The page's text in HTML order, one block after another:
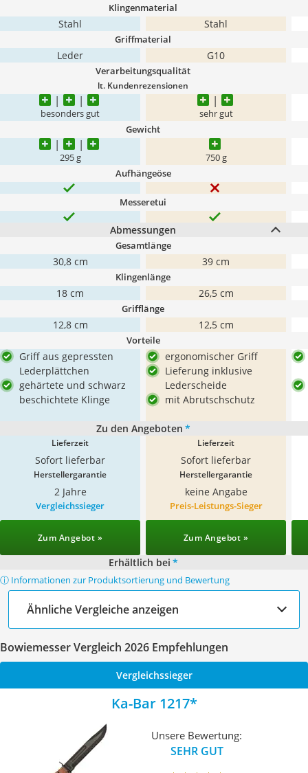
Klingenmaterial
Stahl Stahl
Griffmaterial
Leder G10
Verarbeitungsqualität
lt. Kundenrezensionen
besonders gut sehr gut
Gewicht
295 g 750 g
Aufhängeöse
Messeretui
Abmessungen
Gesamtlänge
30,8 cm 39 cm
Klingenlänge
18 cm 26,5 cm
Grifflänge
12,8 cm 12,5 cm
Vorteile
Griff aus gepressten
Lederplättchen
gehärtete und schwarz
beschichtete Klinge
ergonomischer Griff
Lieferung inklusive
Lederscheide
mit Abrutschschutz
Zu den Angeboten *
Lieferzeit
Sofort lieferbar
Lieferzeit
Sofort lieferbar
Herstellergarantie
2 Jahre
Herstellergarantie
keine Angabe
Vergleichssieger
Zum Angebot »
Preis-Leistungs-Sieger
Zum Angebot »
Erhältlich bei *
ⓘ Informationen zur Produktsortierung und Bewertung
Ähnliche Vergleiche anzeigen
Bowiemesser Vergleich 2026 Empfehlungen
Vergleichssieger
Ka-Bar 1217
Unsere Bewertung:
SEHR GUT